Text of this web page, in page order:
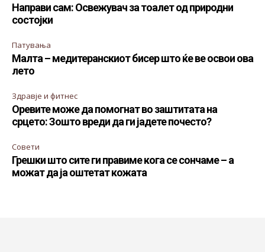
Направи сам: Освежувач за тоалет од природни
состојки
Патувања
Малта – медитеранскиот бисер што ќе ве освои ова
лето
Здравје и фитнес
Оревите може да помогнат во заштитата на
срцето: Зошто вреди да ги јадете почесто?
Совети
Грешки што сите ги правиме кога се сончаме – а
можат да ја оштетат кожата